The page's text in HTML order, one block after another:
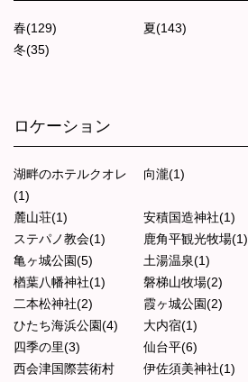
春(129) 夏(143)
冬(35)
ロケーション
湖畔のホテルクオレ
(1)
向瀧(1)
麓山荘(1) 安積国造神社(1)
ステパノ教会(1)
鹿角平観光牧場(1)
亀ヶ城公園(5)
土湯温泉(1)
楢葉八幡神社(1)
磐梯山牧場(2)
二本松神社(2)
霞ヶ城公園(2)
ひたち海浜公園(4)
大内宿(1)
四季の里(3)
仙台平(6)
西会津国際芸術村
伊佐須美神社(1)